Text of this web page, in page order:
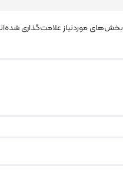
بخش‌های موردنیاز علامت‌گذاری